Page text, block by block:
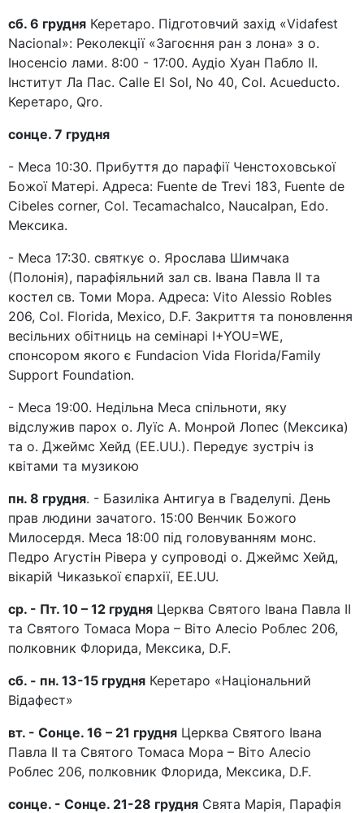
сб. 6 грудня Керетаро. Підготовчий захід «Vidafest
Nacional»: Реколекції «Загоєння ран з лона» з о.
Іносенсіо лами. 8:00 - 17:00. Аудіо Хуан Пабло II.
Інститут Ла Пас. Calle El Sol, No 40, Col. Acueducto.
Керетаро, Qro.
сонце. 7 грудня
- Меса 10:30. Прибуття до парафії Ченстоховської
Божої Матері. Адреса: Fuente de Trevi 183, Fuente de
Cibeles corner, Col. Tecamachalco, Naucalpan, Edo.
Мексика.
- Меса 17:30. святкує о. Ярослава Шимчака
(Полонія), парафіяльний зал св. Івана Павла ІІ та
костел св. Томи Мора. Адреса: Vito Alessio Robles
206, Col. Florida, Mexico, D.F. Закриття та поновлення
весільних обітниць на семінарі I+YOU=WE,
спонсором якого є Fundacion Vida Florida/Family
Support Foundation.
- Меса 19:00. Недільна Меса спільноти, яку
відслужив парох о. Луїс А. Монрой Лопес (Мексика)
та о. Джеймс Хейд (EE.UU.). Передує зустріч із
квітами та музикою
пн. 8 грудня. - Базиліка Антигуа в Гваделупі. День
прав людини зачатого. 15:00 Венчик Божого
Милосердя. Меса 18:00 під головуванням монс.
Педро Агустін Рівера у супроводі о. Джеймс Хейд,
вікарій Чиказької єпархії, EE.UU.
ср. - Пт. 10 – 12 грудня Церква Святого Івана Павла ІІ
та Святого Томаса Мора – Віто Алесіо Роблес 206,
полковник Флорида, Мексика, D.F.
сб. - пн. 13-15 грудня Керетаро «Національний
Відафест»
вт. - Сонце. 16 – 21 грудня Церква Святого Івана
Павла ІІ та Святого Томаса Мора – Віто Алесіо
Роблес 206, полковник Флорида, Мексика, D.F.
сонце. - Сонце. 21-28 грудня Свята Марія, Парафія